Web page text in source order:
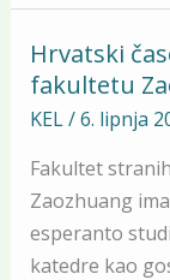
Hrvatski
fakultetu
KEL/6. lipnja
Fakultet
Zaozhuang
esperanto
katedre kao
Hrvatski
časopis
na
jezičnom
fakultetu
Zaozhuang